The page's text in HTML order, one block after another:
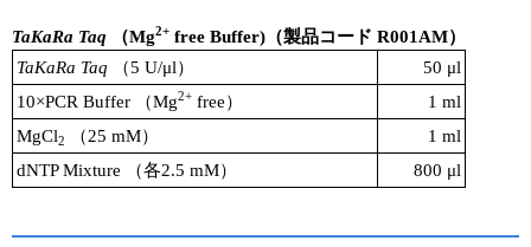
TaKaRa Taq （Mg2+ free Buffer)（製品コード R001AM）
TaKaRa Taq （5 U/μl）
50 μl
10×PCR Buffer （Mg2+ free）
1 ml
MgCl2 （25 mM）
1 ml
dNTP Mixture （各2.5 mM）
800 μl